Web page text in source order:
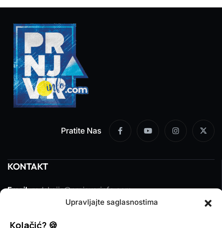
Upravljajte saglasnostima
Kolačić? 🍪
Pratite Nas
KONTAKT
Email: redakcija@prnjavorinfo.com
(+387)065 609 937